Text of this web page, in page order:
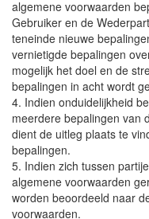
algemene voorwaarden
Gebruiker en de
teneinde nieuwe
vernietigde bepalingen
mogelijk het doel en de
bepalingen in acht wordt
4. Indien onduidelijkheid
meerdere bepalingen van
dient de uitleg plaats te
bepalingen.
5. Indien zich tussen
algemene voorwaarden
worden beoordeeld naar
voorwaarden.